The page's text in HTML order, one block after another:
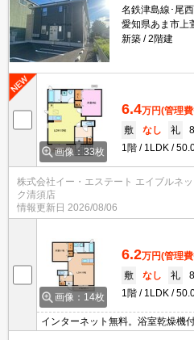
名鉄津島線･尾
愛知県あま市上
新築
2階建
画像：33枚
6.4万円(管理
敷
なし 礼
1階
1LDK
株式会社イー・エステート エイブルネ
ク清須店
情報更新日 2026/08/06
画像：14枚
6.2万円(管理
敷
なし 礼
1階
1LDK
インターネット無料。浴室乾燥機
2基付き。